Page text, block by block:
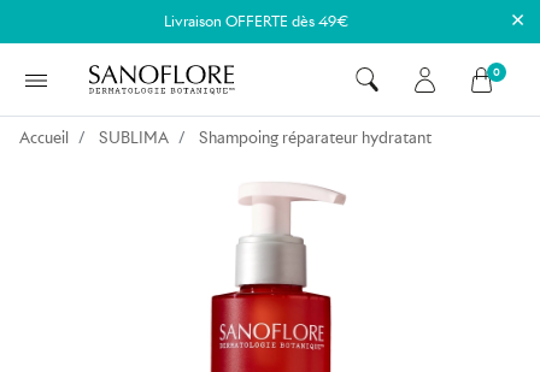
Livraison OFFERTE dès 49€ ×
0
Accueil SUBLIMA Shampoing réparateur hydratant